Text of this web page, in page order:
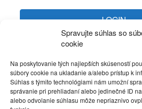
Spravujte súhlas so
cookie
Na poskytovanie tých najlepších skúseností
súbory cookie na ukladanie a/alebo prístup k
Súhlas s týmito technológiami nám umožní
správanie pri prehliadaní alebo jedinečné ID
alebo odvolanie súhlasu môže nepriaznivo
LOGIN